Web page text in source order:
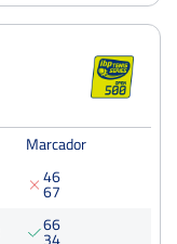
Marcador
4
6
6
7
6
3
6
4